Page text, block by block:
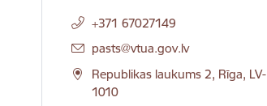
+371 67027149
E-pasts:
pasts@vtua.gov.lv
Republikas laukums 2, Rīga, LV-
1010